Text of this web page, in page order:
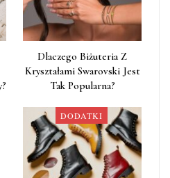
Dlaczego Biżuteria Z
Kryształami Swarovski Jest
Tak Popularna?
DODATKI